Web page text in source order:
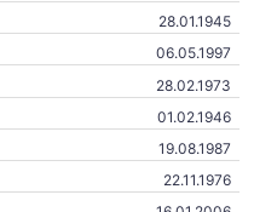
28.01.1945
06.05.1997
28.02.1973
01.02.1946
19.08.1987
22.11.1976